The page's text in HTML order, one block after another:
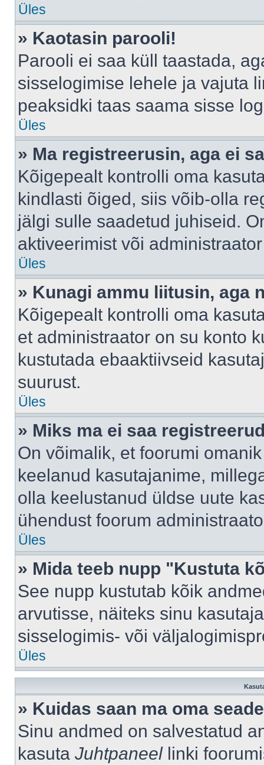
Üles
» Kaotasin parooli!
Parooli ei saa küll taastada,
sisselogimise lehele ja vajuta
peaksidki taas saama sisse
Üles
» Ma registreerusin, aga ei
Kõigepealt kontrolli oma
kindlasti õiged, siis võib-olla
jälgi sulle saadetud juhiseid.
aktiveerimist või
Üles
» Kunagi ammu liitusin, aga
Kõigepealt kontrolli oma
et administraator on su konto
kustutada ebaaktiivseid
suurust.
Üles
» Miks ma ei saa
On võimalik, et foorumi
keelanud kasutajanime,
olla keelustanud üldse uute
ühendust foorum
Üles
» Mida teeb nupp "Kustuta
See nupp kustutab kõik
arvutisse, näiteks sinu
sisselogimis- või
Üles
» Kuidas saan ma oma
Sinu andmed on salvestatud
kasuta Juhtpaneellinki